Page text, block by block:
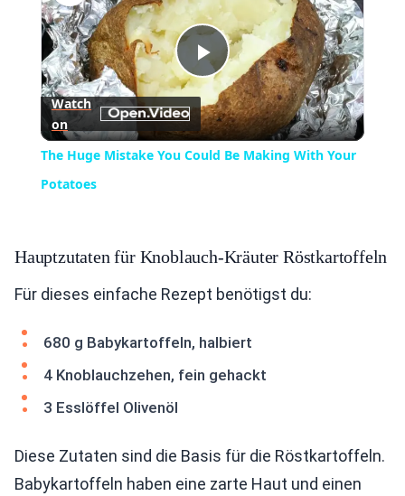
Play
Video
Watch
on
The Huge Mistake You Could Be Making With Your
Potatoes
Hauptzutaten für Knoblauch-Kräuter Röstkartoffeln
Für dieses einfache Rezept benötigst du:
680 g Babykartoffeln, halbiert
4 Knoblauchzehen, fein gehackt
3 Esslöffel Olivenöl
Diese Zutaten sind die Basis für die Röstkartoffeln.
Babykartoffeln haben eine zarte Haut und einen